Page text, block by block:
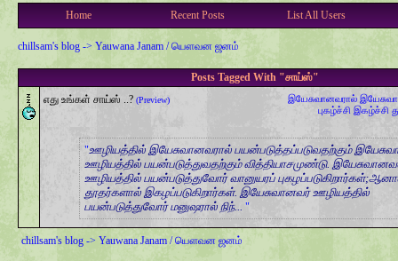
Home Recent Posts List All Users
chillsam's blog -> Yauwana Janam / யௌவன ஜனம்
Posts Tagged With "சாய்ஸ்"
இயேசுவானவரால்
புகழ்ச்சி இகழ்ச்சி
எது உங்கள் சாய்ஸ் ..? (Preview)
ஊழியத்தில் இயேசுவானவரால் பயன்படுத்தப்படுவதற்கும்
ஊழியத்தில் பயன்படுத்துவதற்கும் வித்தியாசமுண்டு.
ஊழியத்தில் பயன்படுத்துவோர் வானுயரப்
தூதர்களால் இகழப்படுகிறார்கள். இயேசுவானவர் ஊழியத்தில்
பயன்படுத்துவோர் மனுஷரால் நிந்...
chillsam's blog -> Yauwana Janam / யௌவன ஜனம்